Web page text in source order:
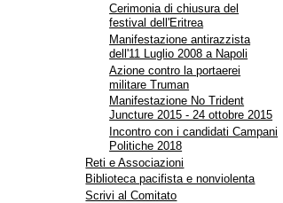
Cerimonia di chiusura del
festival dell'Eritrea
Manifestazione antirazzista
dell'11 Luglio 2008 a Napoli
Azione contro la portaerei
militare Truman
Manifestazione No Trident
Juncture 2015 - 24 ottobre 2015
Incontro con i candidati Campani
Politiche 2018
Reti e Associazioni
Biblioteca pacifista e nonviolenta
Scrivi al Comitato